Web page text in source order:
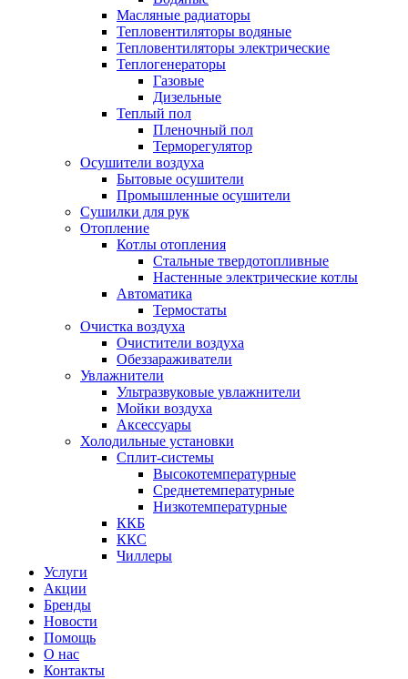
Масляные радиаторы
Тепловентиляторы водяные
Тепловентиляторы электрические
Теплогенераторы
Газовые
Дизельные
Теплый пол
Пленочный пол
Терморегулятор
Осушители воздуха
Бытовые осушители
Промышленные осушители
Сушилки для рук
Отопление
Котлы отопления
Стальные твердотопливные
Настенные электрические котлы
Автоматика
Термостаты
Очистка воздуха
Очистители воздуха
Обеззараживатели
Увлажнители
Ультразвуковые увлажнители
Мойки воздуха
Аксессуары
Холодильные установки
Сплит-системы
Высокотемпературные
Среднетемпературные
Низкотемпературные
ККБ
ККС
Чиллеры
Услуги
Акции
Бренды
Новости
Помощь
О нас
Контакты